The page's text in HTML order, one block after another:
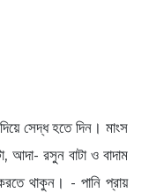
সেদ্ধ হতে দিন। মাংস
আদা- রসুন বাটা ও বাদাম
থাকুন। - পানি প্রায়